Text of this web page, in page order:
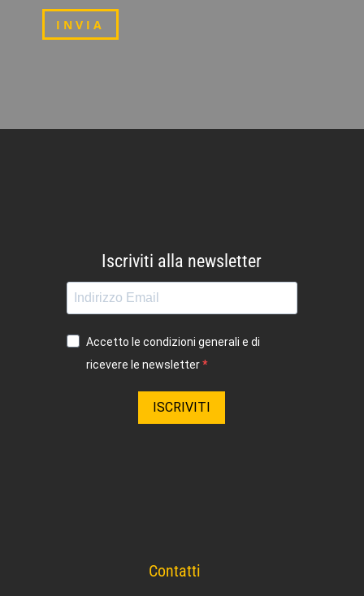
INVIA
Iscriviti alla newsletter
Accetto le condizioni generali e di
ricevere le newsletter
ISCRIVITI
Contatti